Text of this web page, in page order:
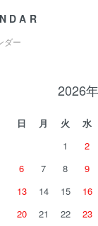
ダー
2026
日 月 火 水
1
2
6
7 8 9
13
14 15 16
20
21 22 23